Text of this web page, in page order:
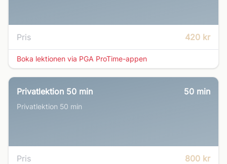
Pris 420 kr
Boka lektionen via PGA ProTime-appen
Privatlektion 50 min 50 min
Privatlektion 50 min
Pris 800 kr